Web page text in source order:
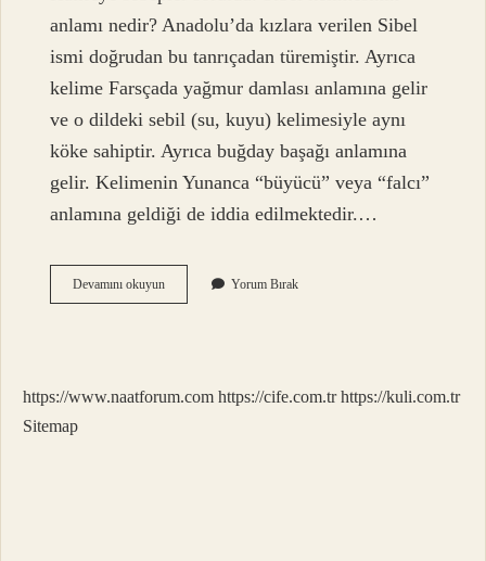
anlamı nedir? Anadolu’da kızlara verilen Sibel
ismi doğrudan bu tanrıçadan türemiştir. Ayrıca
kelime Farsçada yağmur damlası anlamına gelir
ve o dildeki sebil (su, kuyu) kelimesiyle aynı
köke sahiptir. Ayrıca buğday başağı anlamına
gelir. Kelimenin Yunanca “büyücü” veya “falcı”
anlamına geldiği de iddia edilmektedir.…
Devamını okuyunEngebeli
Kelimesinin
Yorum Bırak
https://www.naatforum.com https://cife.com.tr https://kuli.com.tr
Sitemap